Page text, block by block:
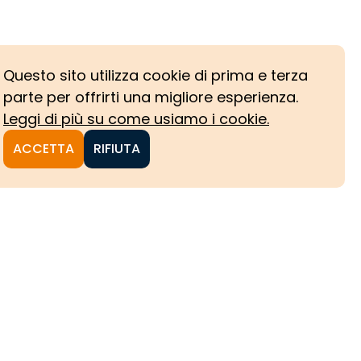
Questo sito utilizza cookie di prima e terza
parte per offrirti una migliore esperienza.
Leggi di più su come usiamo i cookie.
ACCETTA RIFIUTA